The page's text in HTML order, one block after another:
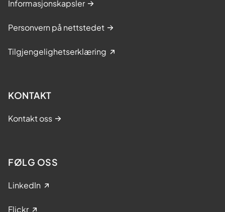
Informasjonskapsler
Personvern på nettstedet
Tilgjengelighetserklæring
KONTAKT
Kontakt oss
FØLG OSS
LinkedIn
Flickr